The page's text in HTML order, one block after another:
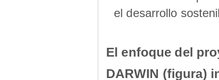
el desarrollo
El enfoque del
DARWIN (figura)